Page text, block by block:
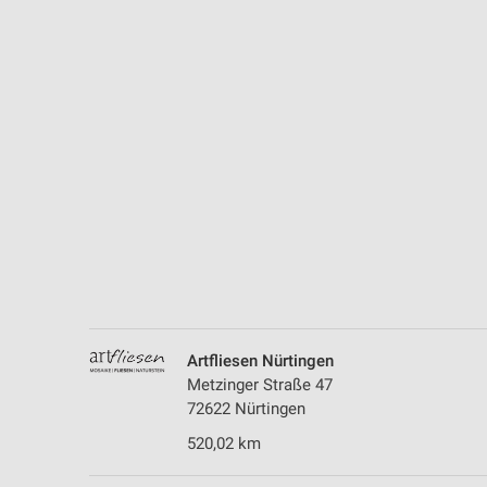
Artfliesen Nürtingen
Metzinger Straße 47
72622 Nürtingen
520,02 km
Notwendig